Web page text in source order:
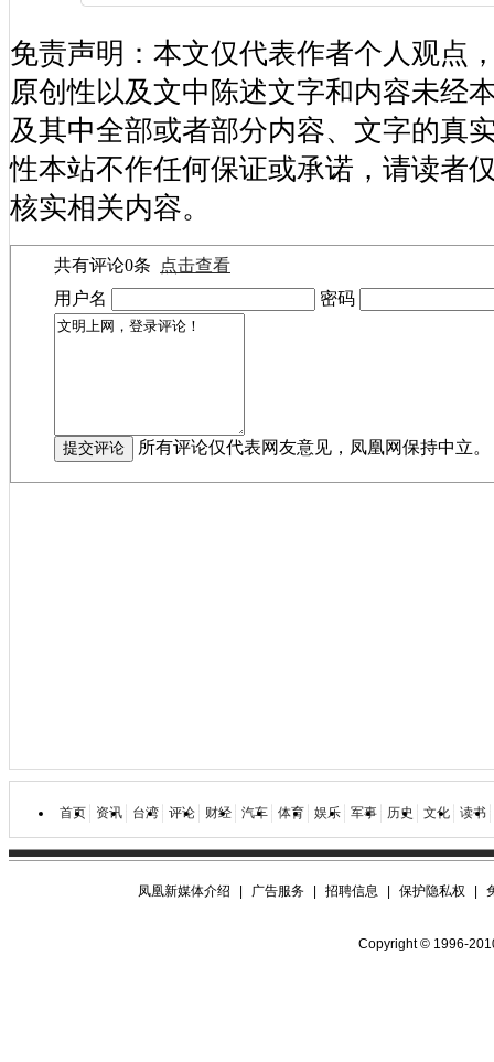
免责声明：本文仅代表作者个人观点
原创性以及文中陈述文字和内容未经
及其中全部或者部分内容、文字的真
性本站不作任何保证或承诺，请读者
核实相关内容。
共有评论0条
点击查看
用户名
密码
所有评论仅代表网友意见，凤凰网保持中立。
首页 资讯 台湾 评论 财经 汽车 体育 娱乐 军事 历史 文化 读书
凤凰新媒体介绍 广告服务 招聘信息 保护隐私权
Copyright © 1996-